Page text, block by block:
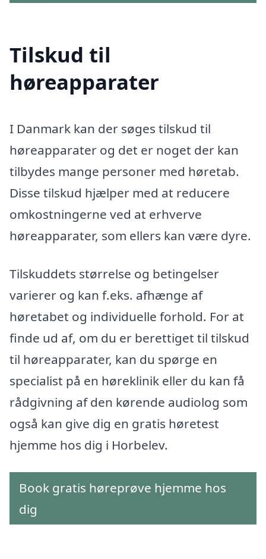
Tilskud til
høreapparater
I Danmark kan der søges tilskud til
høreapparater og det er noget der kan
tilbydes mange personer med høretab.
Disse tilskud hjælper med at reducere
omkostningerne ved at erhverve
høreapparater, som ellers kan være dyre.
Tilskuddets størrelse og betingelser
varierer og kan f.eks. afhænge af
høretabet og individuelle forhold. For at
finde ud af, om du er berettiget til tilskud
til høreapparater, kan du spørge en
specialist på en høreklinik eller du kan få
rådgivning af den kørende audiolog som
også kan give dig en gratis høretest
hjemme hos dig i Horbelev.
Book gratis høreprøve hjemme hos
dig